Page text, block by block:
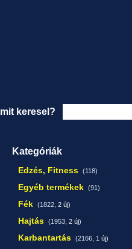
mit keresel?
Kategóriák
Edzés, Fitness (118)
Egyéb termékek (91)
Fék (1822, 2 új)
Hajtás (1953, 2 új)
Karbantartás (2166, 1 új)